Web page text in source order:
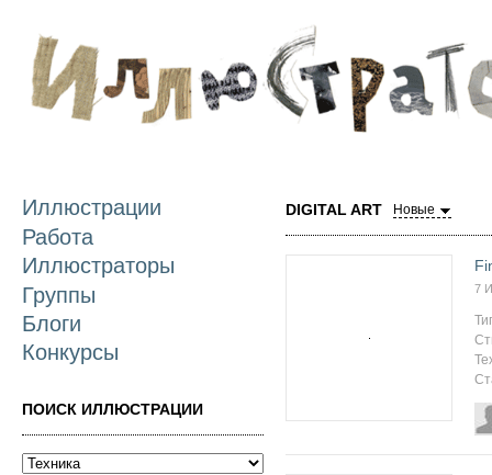
Иллюстрации
Работа
Иллюстраторы
Группы
Блоги
Конкурсы
ПОИСК ИЛЛЮСТРАЦИИ
DIGITAL ART
Новые
7